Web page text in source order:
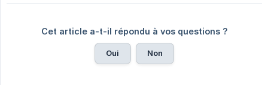
Cet article a-t-il répondu à vos questions ?
Oui Non